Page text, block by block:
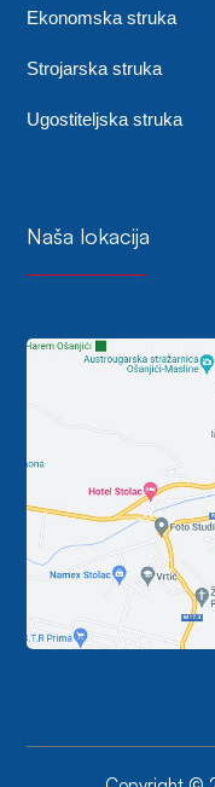
Ekonomska struka
Strojarska struka
Ugostiteljska struka
Naša lokacija